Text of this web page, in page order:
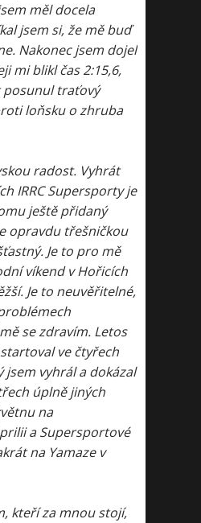
měl docela
jsem si, že mě buď
Nakonec jsem dojel
mi blikl čas 2:15,6,
posunul traťový
loňsku o zhruba
radost. Vyhrát
IRRC Supersporty je
ještě přidaný
opravdu třešničkou
Je to pro mě
víkend v Hořicích
Je to neuvěřitelné,
se zdravím. Letos
ve čtyřech
jsem vyhrál a dokázal
úplně jiných
na
a Supersportové
na Yamaze v
kteří za mnou stojí,